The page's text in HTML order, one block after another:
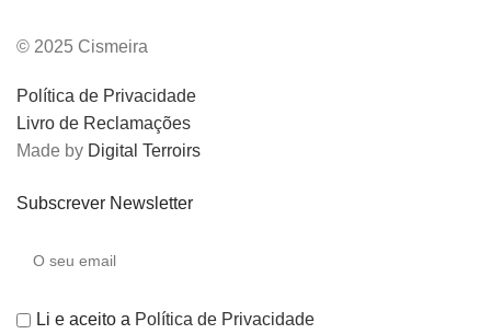
© 2025 Cismeira
Política de Privacidade
Livro de Reclamações
Made by Digital Terroirs
Subscrever Newsletter
Li e aceito a Política de Privacidade